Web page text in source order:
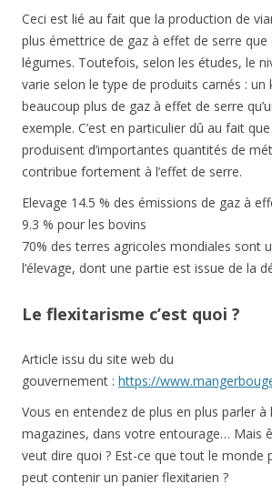
Ceci est lié au fait que la production de
plus émettrice de gaz à effet de serre
légumes. Toutefois, selon les études, le
varie selon le type de produits carnés :
beaucoup plus de gaz à effet de serre
exemple. C’est en particulier dû au fait
produisent d’importantes quantités de
contribue fortement à l’effet de serre.
Elevage 14.5 % des émissions de gaz à
9.3 % pour les bovins
70% des terres agricoles mondiales sont
l’élevage, dont une partie est issue de la
Le flexitarisme c’est quoi ?
Article issu du site web du
gouvernement : https://
Vous en entendez de plus en plus parler à
magazines, dans votre entourage… Mais
veut dire quoi ? Est-ce que tout le monde
peut contenir un panier flexitarien ?